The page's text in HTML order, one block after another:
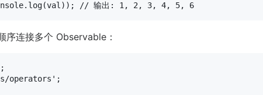
. log(val)); // 输出: 1, 2, 3, 4, 5, 6
序连接多个 Observable：
operators' ;